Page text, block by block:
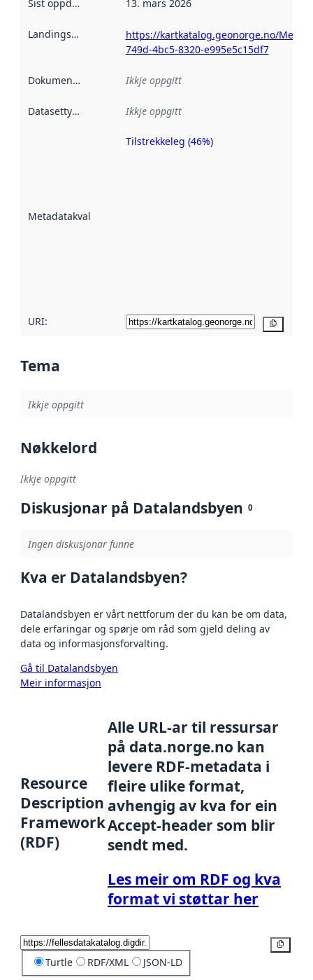
Sist oppdatert 13. mars 2026
Landingsside
https://kartkatalog.geonorge.no/
749d-4bc5-8320-e995e5c15df7
Dokumentasjon Ikkje oppgitt
Datasettype Ikkje oppgitt
Metadatakvalitet
Metadatakvalitet
Tilstrekkeleg (46%)
URI:
Tema
Ikkje oppgitt
Nøkkelord
Ikkje oppgitt
Diskusjonar på Datalandsbyen 0
Ingen diskusjonar funne
Kva er Datalandsbyen?
Datalandsbyen er vårt nettforum der du kan be om data,
dele erfaringar og spørje om råd som gjeld deling av
data og informasjonsforvalting.
Gå til Datalandsbyen
Meir informasjon
Resource
Description
Framework
(RDF)
Alle URL-ar til ressursar
på data.norge.no kan
levere RDF-metadata i
fleire ulike format,
avhengig av kva for ein
Accept-header som blir
sendt med.
Les meir om RDF og kva
format vi støttar her
Turtle RDF/XML JSON-LD